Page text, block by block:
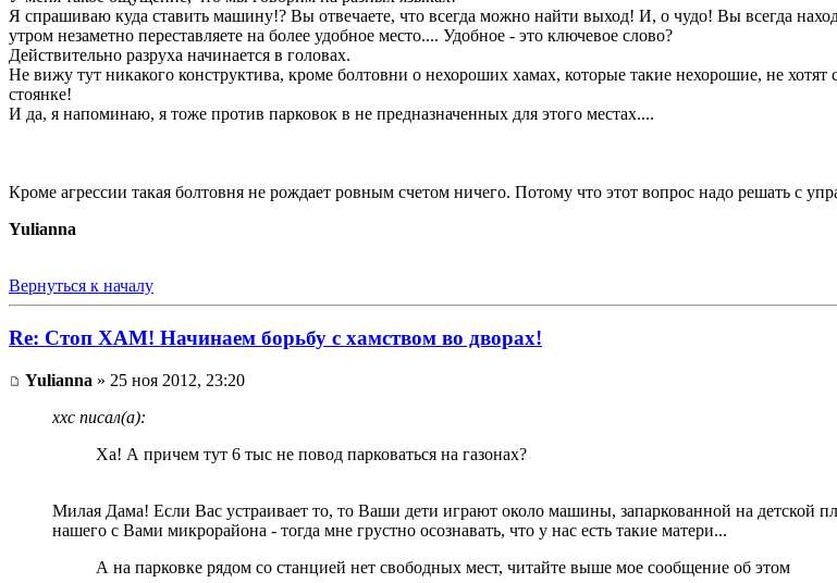
Я спрашиваю куда ставить машину!? Вы отвечаете, что всегда можно найти выход! И, о чудо! Вы всегда
утром незаметно переставляете на более удобное место.... Удобное - это ключевое слово?
Действительно разруха начинается в головах.
Не вижу тут никакого конструктива, кроме болтовни о нехороших хамах, которые такие нехорошие, не
стоянке!
И да, я напоминаю, я тоже против парковок в не предназначенных для этого местах....
Кроме агрессии такая болтовня не рождает ровным счетом ничего. Потому что этот вопрос надо решать с
Yulianna
Вернуться к началу
Re: Стоп ХАМ! Начинаем борьбу с хамством во дворах!
Yulianna » 25 ноя 2012, 23:20
xxc писал(а):
Ха! А причем тут 6 тыс не повод парковаться на газонах?
Милая Дама! Если Вас устраивает то, то Ваши дети играют около машины, запаркованной на
нашего с Вами микрорайона - тогда мне грустно осознавать, что у нас есть такие матери...
А на парковке рядом со станцией нет свободных мест, читайте выше мое сообщение об этом